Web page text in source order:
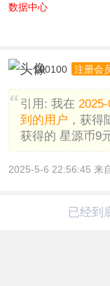
数据中心
100100 注册会
引用: 我在
到的用户 ，获
获得的 星源币9元
2025-5-6 22:56:45 来
已经到